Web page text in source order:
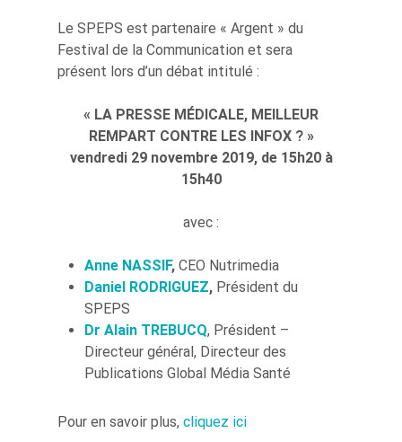
Le SPEPS est partenaire « Argent » du
Festival de la Communication et sera
présent lors d’un débat intitulé :
« LA PRESSE MÉDICALE, MEILLEUR
REMPART CONTRE LES INFOX ? »
vendredi 29 novembre 2019, de 15h20 à
15h40
avec :
Anne NASSIF, CEO Nutrimedia
Daniel RODRIGUEZ, Président du
SPEPS
Dr Alain TREBUCQ, Président –
Directeur général, Directeur des
Publications Global Média Santé
Pour en savoir plus, cliquez ici